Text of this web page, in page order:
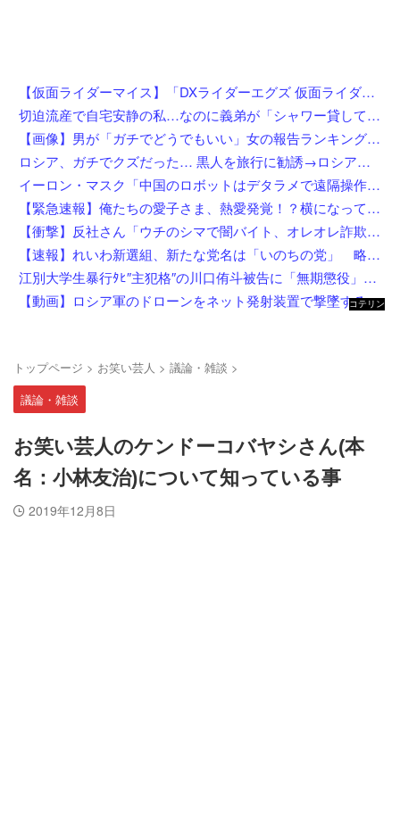
【仮面ライダーマイス】「DXライダーエグズ 仮面ライダーストア東京セット」仮面ライダーストアで発売決定
切迫流産で自宅安静の私…なのに義弟が「シャワー貸して」「泊めて」と嫌がらせレベルの連続突撃！夫経由で断ると私に直接LINEしてきて絶句←大人しく自宅の風呂に入れよ
【画像】男が「ガチでどうでもいい」女の報告ランキング、圧倒的第１位と言えば『コレ』w w w w w w w w w w
ロシア、ガチでクズだった… 黒人を旅行に勧誘→ロシア語で契約書にサインさせられる→前線で大量戦死
イーロン・マスク「中国のロボットはデタラメで遠隔操作してるだけ」
【緊急速報】俺たちの愛子さま、熱愛発覚！？横になってしまう奴らが大量発生してしまう…
【衝撃】反社さん「ウチのシマで闇バイト、オレオレ詐欺、強盗する奴らぶっ○す」←これw w w w w w w
【速報】れいわ新選組、新たな党名は「いのちの党」 略称は「いのち」
江別大学生暴行ﾀﾋ″主犯格″の川口侑斗被告に「無期懲役」の判決→当時17歳少年に「懲役30年」の判決
【動画】ロシア軍のドローンをネット発射装置で撃墜するウクライナ。
コテリン
トップページ > お笑い芸人 > 議論・雑談 >
議論・雑談
お笑い芸人のケンドーコバヤシさん(本
名：小林友治)について知っている事
2019年12月8日